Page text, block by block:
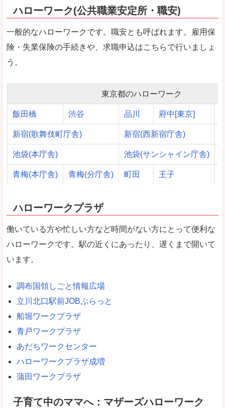
ハローワーク(公共職業安定所・職安)
一般的なハローワークです。職安とも呼ばれます。雇用保
険・失業保険の手続きや、求職申込はこちらで行いましょ
う。
東京都のハローワーク
飯田橋 渋谷 品川 府中[東京]
新宿(歌舞伎町庁舎) 新宿(西新宿庁舎)
池袋(本庁舎) 池袋(サンシャイン庁舎)
青梅(本庁舎) 青梅(分庁舎) 町田 王子
ハローワークプラザ
働いている方や忙しい方など時間がない方にとって便利な
ハローワークです。駅の近くにあったり、遅くまで開いて
います。
調布国領しごと情報広場
立川北口駅前JOBぷらっと
船堀ワークプラザ
青戸ワークプラザ
あだちワークセンター
ハローワークプラザ成増
蒲田ワークプラザ
子育て中のママへ：マザーズハローワーク